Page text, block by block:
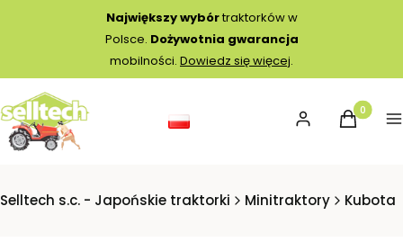
Największy wybórtraktorków w
Polsce. Dożywotnia gwarancja
mobilności. Dowiedz się więcej.
Zaloguj sięProdukty
Koszyk
Selltech s.c. - Japońskie traktorki Minitraktory Kubota